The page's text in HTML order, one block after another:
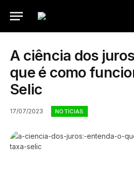
A ciência dos
que é como
Selic
17/07/2023 NOTÍCIAS